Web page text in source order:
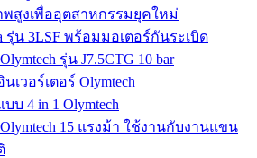
สูงเพื่ออุตสาหกรรมยุคใหม่
รุ่น 3LSF พร้อมมอเตอร์กันระเบิด
รุ่น J7.5CTG 10 bar
เวอร์เตอร์ Olymtech
บ 4 in 1 Olymtech
15 แรงม้า ใช้งานกับงานแขน